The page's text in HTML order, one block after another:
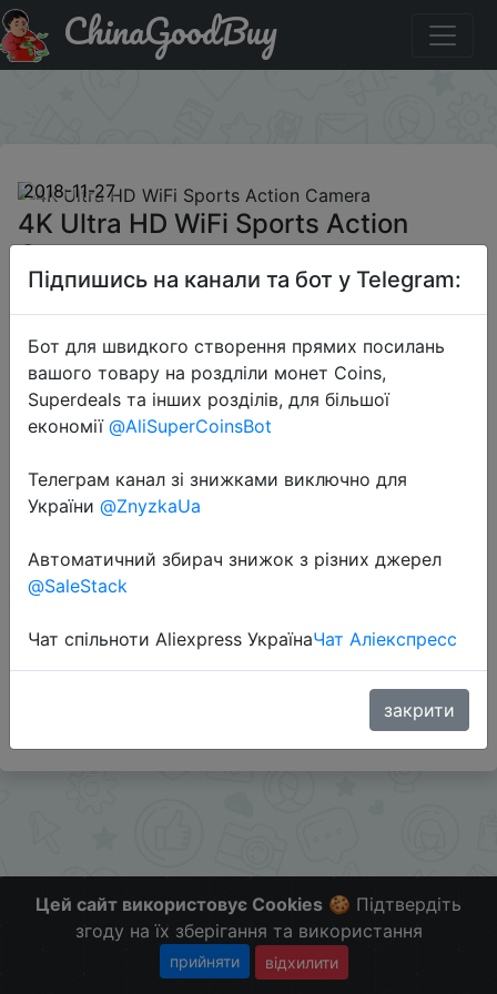
Купити по знижці D11D6251 4K Ultra HD WiFi Sports
Action CameraChinaGoodBuy
2018-11-27
4K Ultra HD WiFi Sports Action
Camera
$32.99
Промокод:"D11D6251"
Слідкуйте за знижками на мобільному, в телеграм
Цей сайт використовує Cookies 🍪 Підтвердіть
згоду на їх зберігання та використання
прийняти відхилити
Підпишись на канали та бот у Telegram:
Бот для швидкого створення прямих посилань
вашого товару на роздліли монет Coins,
Superdeals та інших розділів, для більшої
економії @AliSuperCoinsBot
Телеграм канал зі знижками виключно для
України @ZnyzkaUa
Автоматичний збирач знижок з різних джерел
@SaleStack
Чат спільноти Aliexpress УкраїнаЧат Аліекспресс
закрити